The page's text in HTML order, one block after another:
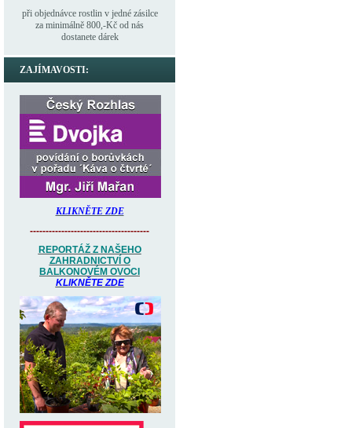
při objednávce rostlin v jedné zásilce
za minimálně 800,-Kč od nás
dostanete dárek
ZAJÍMAVOSTI:
KLIKNĚTE ZDE
--------------------------------------
REPORTÁŽ Z NAŠEHO
ZAHRADNICTVÍ O
BALKONOVÉM OVOCI
KLIKNĚTE ZDE